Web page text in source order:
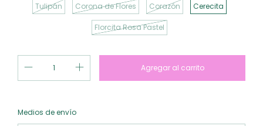
Tulipán
Corona de Flores Corazón Cerecita
Florcita Rosa Pastel
Entregas para el CP:
Medios de envío